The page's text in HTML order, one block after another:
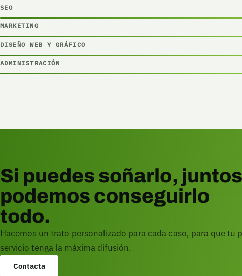
SEO
MARKETING
DISEÑO WEB Y GRÁFICO
ADMINISTRACIÓN
Si puedes soñarlo, juntos
podemos conseguirlo
todo.
Hacemos un trato personalizado para cada caso, para que tu
servicio tenga la máxima difusión.
Contacta